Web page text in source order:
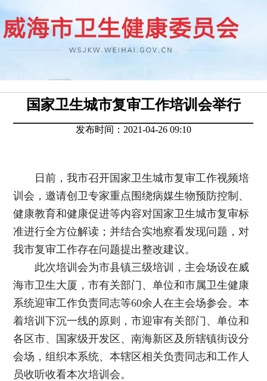
国家卫生城市复审工作培训会举行
发布时间：2021-04-26 09:10
日前，我市召开国家卫生城市复审工作视频培
训会，邀请创卫专家重点围绕病媒生物预防控制、
健康教育和健康促进等内容对国家卫生城市复审标
准进行全方位解读；并结合实地察看发现问题，对
我市复审工作存在问题提出整改建议。
此次培训会为市县镇三级培训，主会场设在威
海市卫生大厦，市有关部门、单位和市属卫生健康
系统迎审工作负责同志等60余人在主会场参会。本
着培训下沉一线的原则，市迎审有关部门、单位和
各区市、国家级开发区、南海新区及所辖镇街设分
会场，组织本系统、本辖区相关负责同志和工作人
员收听收看本次培训会。